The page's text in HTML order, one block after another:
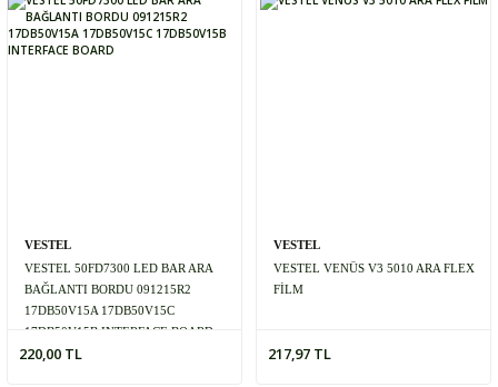
VESTEL
VESTEL 50FD7300 LED BAR ARA
BAĞLANTI BORDU 091215R2
17DB50V15A 17DB50V15C
17DB50V15B INTERFACE BOARD
220,00 TL
VESTEL
VESTEL VENÜS V3 5010 ARA FLEX
FİLM
217,97 TL